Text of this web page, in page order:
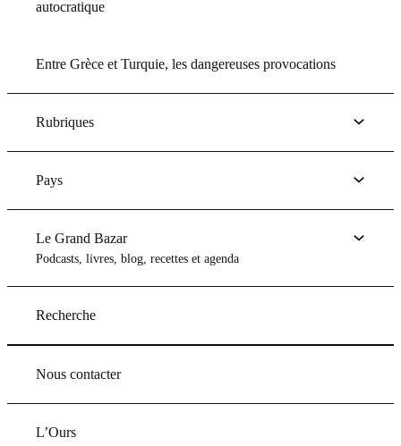
autocratique
Entre Grèce et Turquie, les dangereuses provocations
Rubriques
Pays
Le Grand Bazar
Podcasts, livres, blog, recettes et agenda
Recherche
Nous contacter
L’Ours